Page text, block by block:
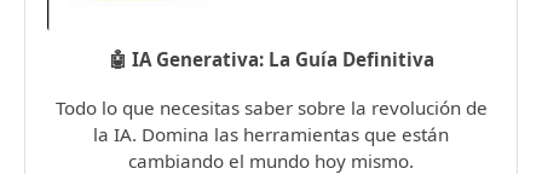
🤖 IA Generativa: La Guía Definitiva
Todo lo que necesitas saber sobre la revolución de
la IA. Domina las herramientas que están
cambiando el mundo hoy mismo.